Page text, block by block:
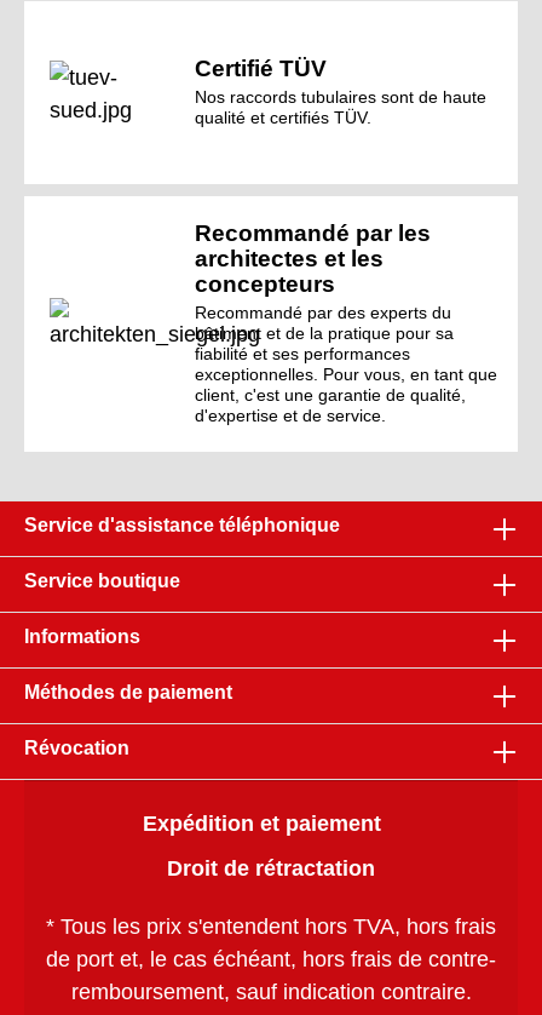
Certifié TÜV
Nos raccords tubulaires sont de haute
qualité et certifiés TÜV.
Recommandé par les
architectes et les
concepteurs
Recommandé par des experts du
bâtiment et de la pratique pour sa
fiabilité et ses performances
exceptionnelles. Pour vous, en tant que
client, c'est une garantie de qualité,
d'expertise et de service.
Service d'assistance téléphonique
Service boutique
Informations
Méthodes de paiement
Révocation
Expédition et paiement
Droit de rétractation
* Tous les prix s'entendent hors TVA, hors frais
de port et, le cas échéant, hors frais de contre-
remboursement, sauf indication contraire.